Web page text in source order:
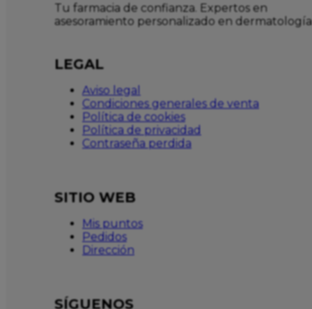
Tu farmacia de confianza. Expertos en
asesoramiento personalizado en dermatología
LEGAL
Aviso legal
Condiciones generales de venta
Política de cookies
Política de privacidad
Contraseña perdida
SITIO WEB
Mis puntos
Pedidos
Dirección
SÍGUENOS